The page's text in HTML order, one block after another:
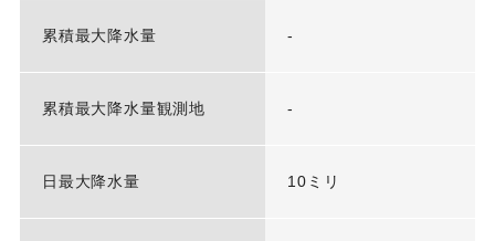
累積最大降水量 -
累積最大降水量観測地 -
日最大降水量 10ミリ